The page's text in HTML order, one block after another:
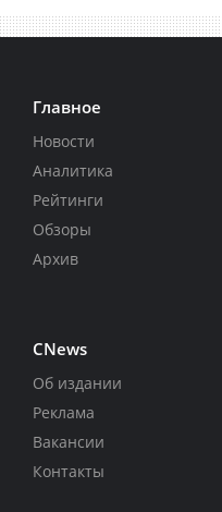
Главное
Новости
Аналитика
Рейтинги
Обзоры
Архив
CNews
Об издании
Реклама
Вакансии
Контакты